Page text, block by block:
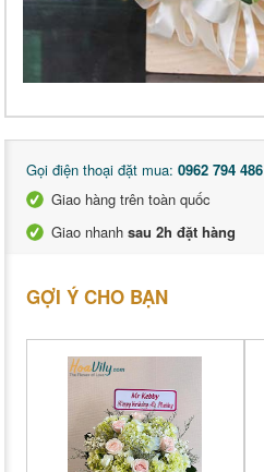
Gọi điện thoại đặt mua: 0962 794 486
Giao hàng trên toàn quốc
Giao nhanh sau 2h đặt hàng
GỢI Ý CHO BẠN